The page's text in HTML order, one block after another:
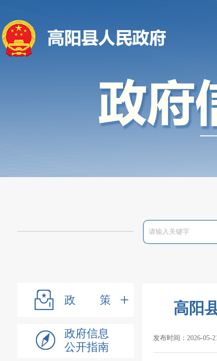
政策
政府信息
公开指南
高阳
发布时间：2026-05-